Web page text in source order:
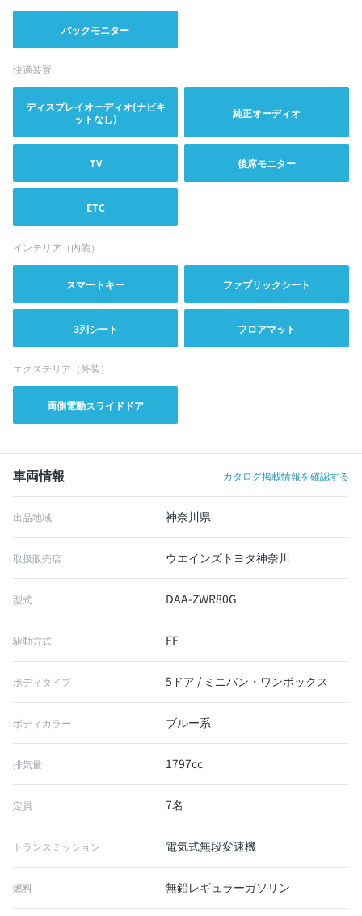
バックモニター
快適装置
ディスプレイオーディオ(ナビキ
ットなし)
純正オーディオ
TV 後席モニター
ETC
インテリア（内装）
スマートキー ファブリックシート
3列シート フロアマット
エクステリア（外装）
両側電動スライドドア
車両情報 カタログ掲載情報を確認する
出品地域 神奈川県
取扱販売店 ウエインズトヨタ神奈川
型式 DAA-ZWR80G
駆動方式 FF
ボディタイプ 5ドア / ミニバン・ワンボックス
ボディカラー ブルー系
排気量 1797cc
定員 7名
トランスミッション 電気式無段変速機
燃料 無鉛レギュラーガソリン